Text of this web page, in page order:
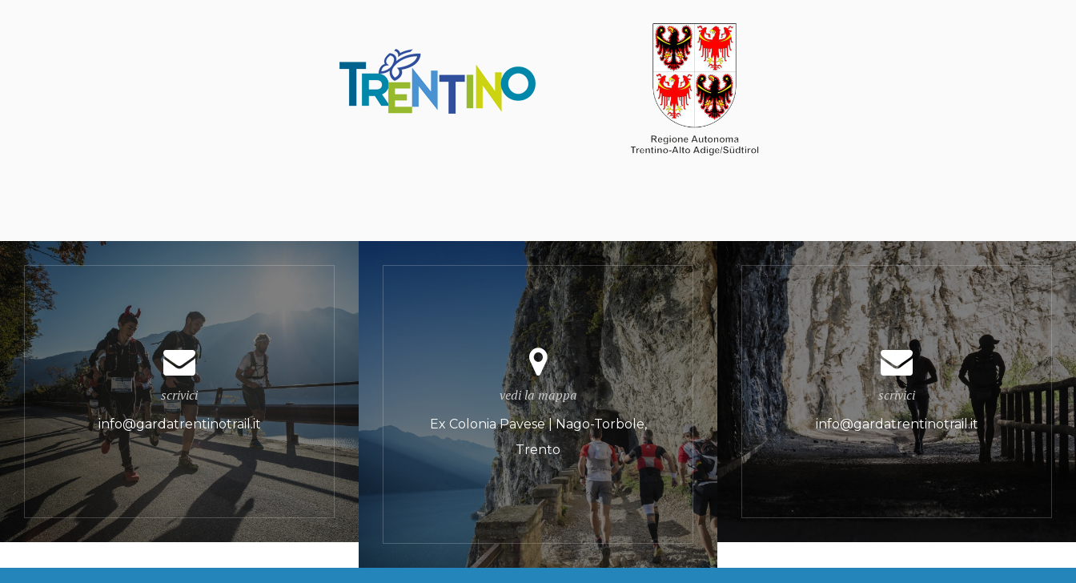
scrivici
info@gardatrentinotrail.it
vedi la mappa
Ex Colonia Pavese | Nago-Torbole,
Trento
scrivici
info@gardatrentinotrail.it